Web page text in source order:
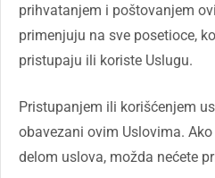
prihvatanjem i poštovanjem
primenjuju na sve posetioce,
pristupaju ili koriste Uslugu.
Pristupanjem ili korišćenjem
obavezani ovim Uslovima.
delom uslova, možda nećete